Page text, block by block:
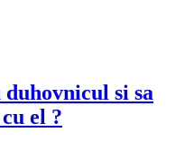
duhovnicul si sa
el ?